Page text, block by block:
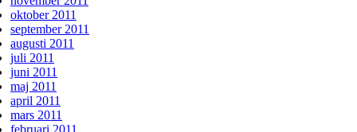
oktober 2011
september 2011
augusti 2011
juli 2011
juni 2011
maj 2011
april 2011
mars 2011